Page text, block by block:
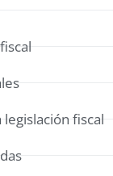
fiscal